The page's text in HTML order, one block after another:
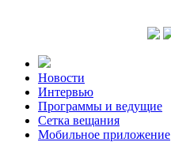
Новости
Интервью
Программы и ведущие
Сетка вещания
Мобильное приложение